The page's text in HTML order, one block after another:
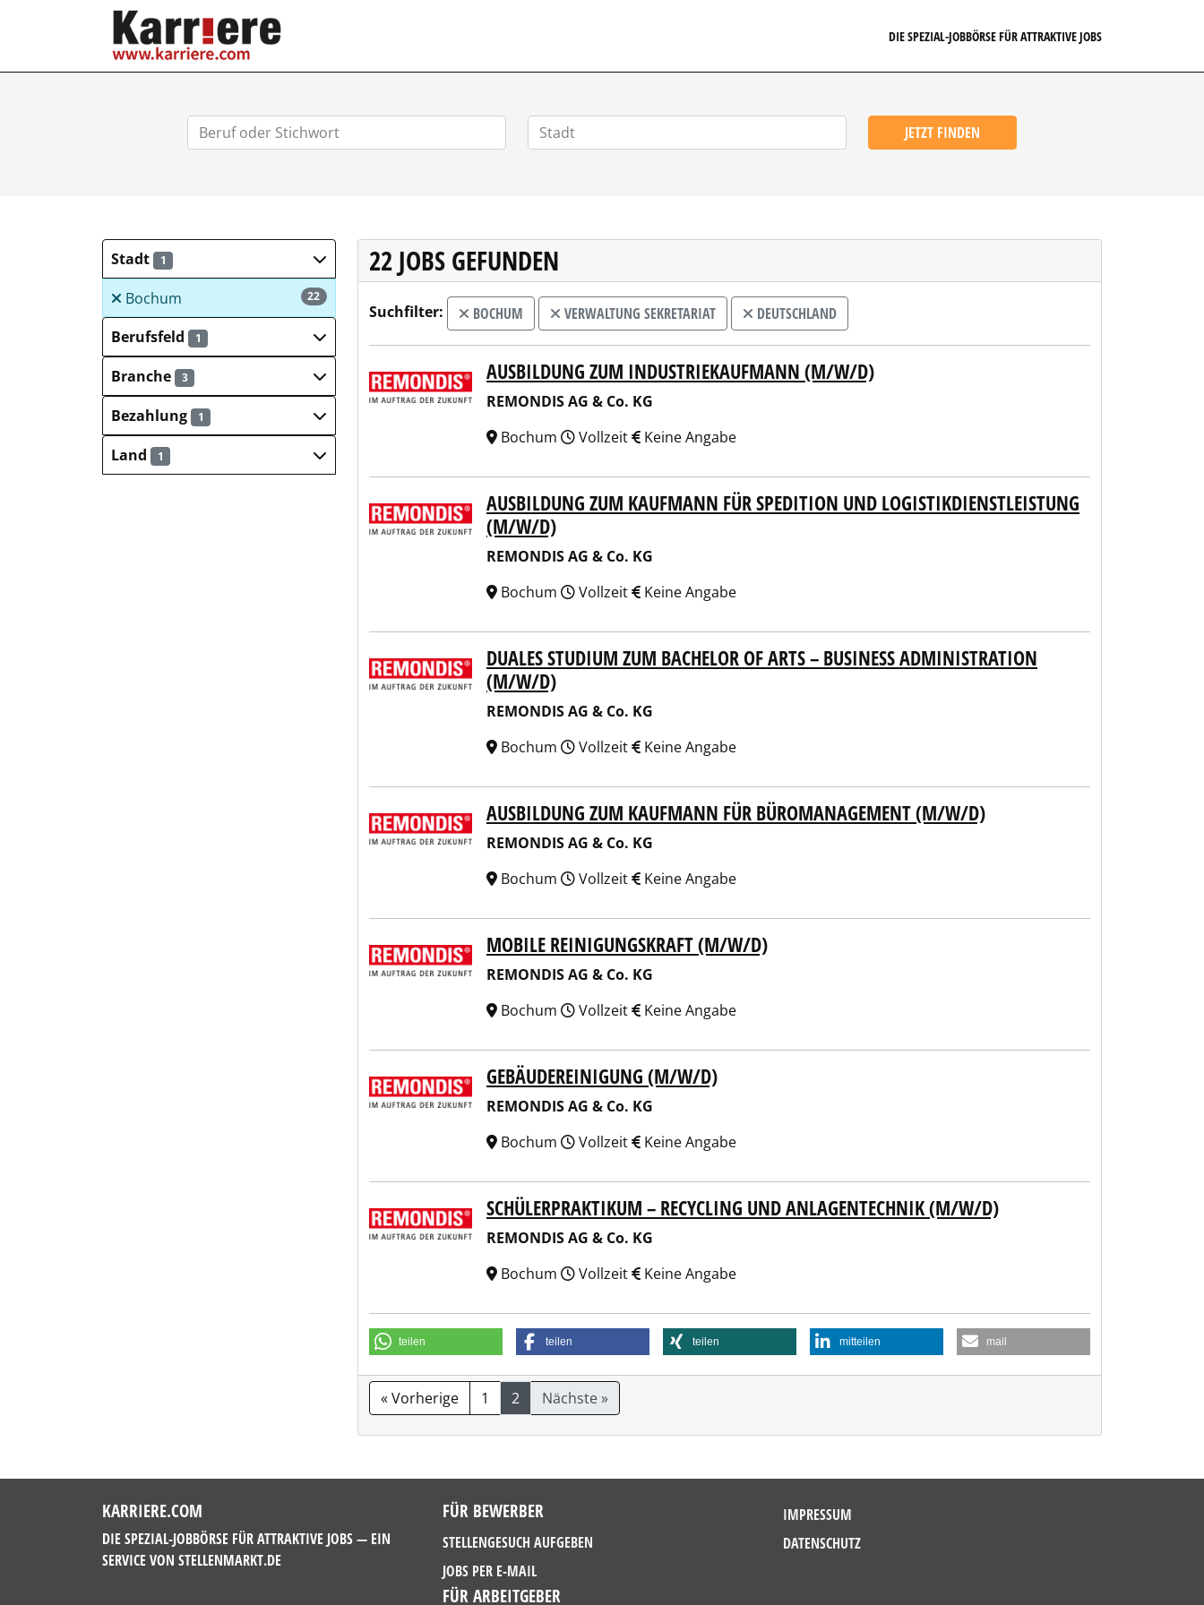
DIE SPEZIAL-JOBBÖRSE FÜR ATTRAKTIVE JOBS
JETZT FINDEN
Stadt 1
22
Bochum
Berufsfeld
1
Branche 3
Bezahlung 1
Land 1
22 JOBS GEFUNDEN
Suchfilter: BOCHUM VERWALTUNG SEKRETARIAT DEUTSCHLAND
REMONDIS AG & Co. KGAUSBILDUNG ZUM INDUSTRIEKAUFMANN (M/W/D)
REMONDIS AG & Co. KG
Bochum
Vollzeit Keine Angabe
REMONDIS AG & Co. KGAUSBILDUNG ZUM KAUFMANN FÜR SPEDITION UND LOGISTIKDIENSTLEISTUNG
(M/W/D)
REMONDIS AG & Co. KG
Bochum
Vollzeit Keine Angabe
REMONDIS AG & Co. KGDUALES STUDIUM ZUM BACHELOR OF ARTS – BUSINESS ADMINISTRATION
(M/W/D)
REMONDIS AG & Co. KG
Bochum
Vollzeit Keine Angabe
REMONDIS AG & Co. KGAUSBILDUNG ZUM KAUFMANN FÜR BÜROMANAGEMENT (M/W/D)
REMONDIS AG & Co. KG
Bochum
Vollzeit Keine Angabe
REMONDIS AG & Co. KGMOBILE REINIGUNGSKRAFT (M/W/D)
REMONDIS AG & Co. KG
Bochum
Vollzeit Keine Angabe
REMONDIS AG & Co. KGGEBÄUDEREINIGUNG (M/W/D)
REMONDIS AG & Co. KG
Bochum
Vollzeit Keine Angabe
REMONDIS AG & Co. KGSCHÜLERPRAKTIKUM – RECYCLING UND ANLAGENTECHNIK (M/W/D)
REMONDIS AG & Co. KG
Bochum
Vollzeit Keine Angabe
teilen teilen teilen mitteilen mail
« Vorherige 1 2 Nächste »
KARRIERE.COM
DIE SPEZIAL-JOBBÖRSE FÜR ATTRAKTIVE JOBS — EIN
SERVICE VON STELLENMARKT.DE
FÜR BEWERBER
STELLENGESUCH AUFGEBEN
JOBS PER E-MAIL
FÜR ARBEITGEBER
IMPRESSUM
DATENSCHUTZ